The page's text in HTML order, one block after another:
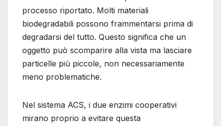
processo riportato. Molti materiali
biodegradabili possono frammentarsi prima di
degradarsi del tutto. Questo significa che un
oggetto può scomparire alla vista ma lasciare
particelle più piccole, non necessariamente
meno problematiche.
Nel sistema ACS, i due enzimi cooperativi
mirano proprio a evitare questa